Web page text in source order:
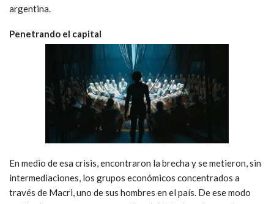
argentina.
Penetrando el capital
En medio de esa crisis, encontraron la brecha y se metieron, sin
intermediaciones, los grupos económicos concentrados a
través de Macri, uno de sus hombres en el país. De ese modo